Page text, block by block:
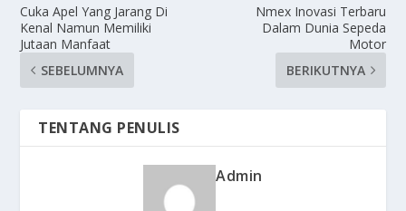
Cuka Apel Yang Jarang Di
Kenal Namun Memiliki
Jutaan Manfaat
SEBELUMNYA
Nmex Inovasi Terbaru
Dalam Dunia Sepeda
Motor
BERIKUTNYA
TENTANG PENULIS
Admin